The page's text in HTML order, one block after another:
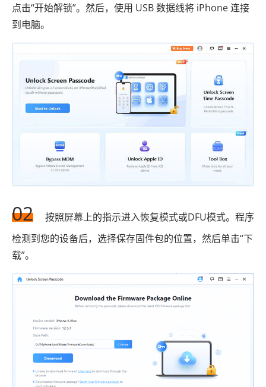
点击“开始解锁”。然后，使用 USB 数据线将 iPhone 连接
到电脑。
02
按照屏幕上的指示进入恢复模式或DFU模式。程序
检测到您的设备后，选择保存固件包的位置，然后单击“下
载”。